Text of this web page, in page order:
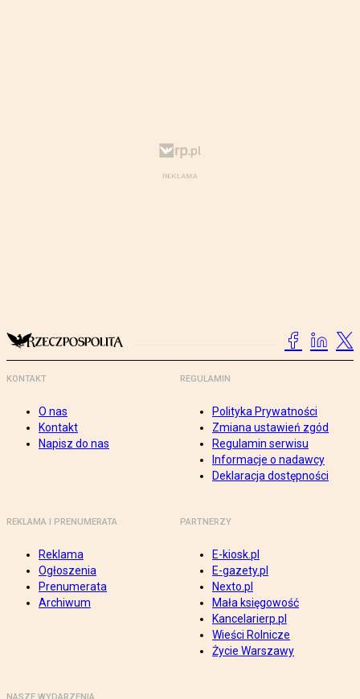
KONTAKT
O nas
Kontakt
Napisz do nas
REGULAMIN
Polityka Prywatności
Zmiana ustawień zgód
Regulamin serwisu
Informacje o nadawcy
Deklaracja dostępności
REKLAMA I PRENUMERATA
Reklama
Ogłoszenia
Prenumerata
Archiwum
PARTNERZY
E-kiosk.pl
E-gazety.pl
Nexto.pl
Mała księgowość
Kancelarierp.pl
Wieści Rolnicze
Życie Warszawy